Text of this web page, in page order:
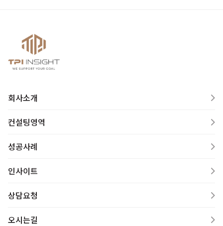
회사소개
컨설팅영역
성공사례
인사이트
상담요청
오시는길